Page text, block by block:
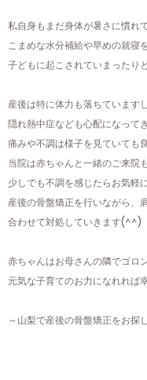
私自身もまだ身体が暑さに慣れ
こまめな水分補給や早めの就寝
子どもに起こされていまったり
産後は特に体力も落ちています
隠れ熱中症なども心配になって
痛みや不調は様子を見ていても
当院は赤ちゃんと一緒のご来院
少しでも不調を感じたらお気軽
産後の骨盤矯正を行いながら、
合わせて対処していきます(^^)
赤ちゃんはお母さんの隣でゴロ
元気な子育てのお力になれれば
～山梨で産後の骨盤矯正をお探